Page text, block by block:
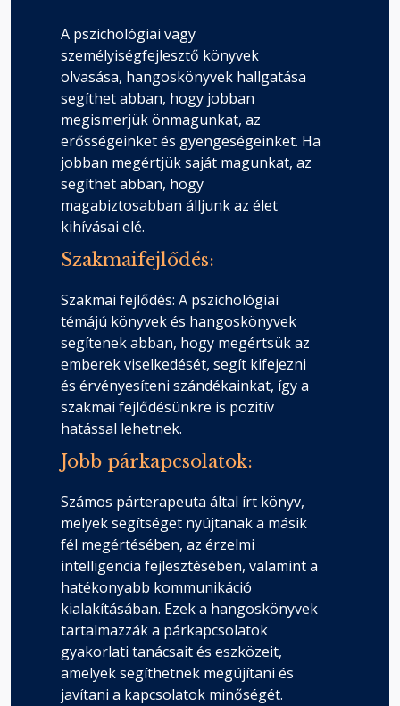
A pszichológiai vagy
személyiségfejlesztő könyvek
olvasása, hangoskönyvek hallgatása
segíthet abban, hogy jobban
megismerjük önmagunkat, az
erősségeinket és gyengeségeinket. Ha
jobban megértjük saját magunkat, az
segíthet abban, hogy
magabiztosabban álljunk az élet
kihívásai elé.
Szakmaifejlődés:
Szakmai fejlődés: A pszichológiai
témájú könyvek és hangoskönyvek
segítenek abban, hogy megértsük az
emberek viselkedését, segít kifejezni
és érvényesíteni szándékainkat, így a
szakmai fejlődésünkre is pozitív
hatással lehetnek.
Jobb párkapcsolatok:
Számos párterapeuta által írt könyv,
melyek segítséget nyújtanak a másik
fél megértésében, az érzelmi
intelligencia fejlesztésében, valamint a
hatékonyabb kommunikáció
kialakításában. Ezek a hangoskönyvek
tartalmazzák a párkapcsolatok
gyakorlati tanácsait és eszközeit,
amelyek segíthetnek megújítani és
javítani a kapcsolatok minőségét.